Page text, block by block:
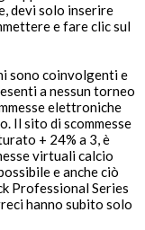
devi solo inserire
e fare clic sul
sono coinvolgenti e
a nessun torneo
elettroniche
Il sito di scommesse
+ 24% a 3, è
virtuali calcio
e anche ciò
Professional Series
hanno subito solo